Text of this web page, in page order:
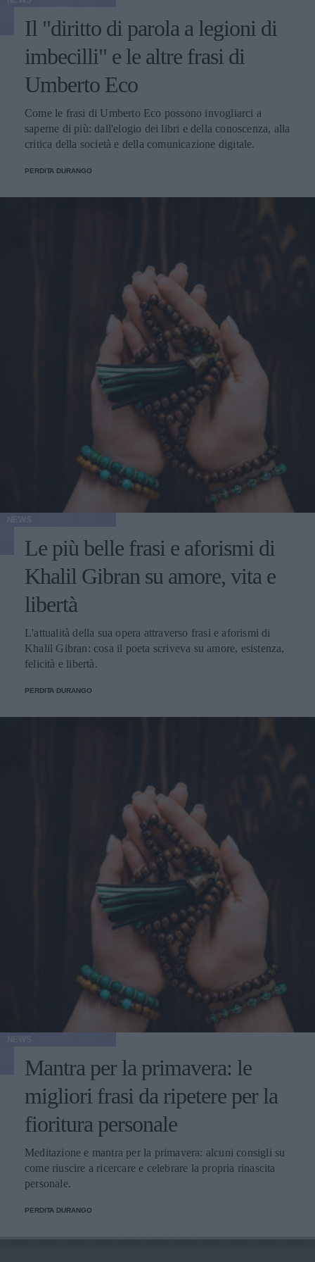
Il "diritto di parola a legioni di
imbecilli" e le altre frasi di
Umberto Eco
Come le frasi di Umberto Eco possono invogliarci a
saperne di più: dall'elogio dei libri e della conoscenza, alla
critica della società e della comunicazione digitale.
PERDITA DURANGO
Le più belle frasi e aforismi di
Khalil Gibran su amore, vita e
libertà
L'attualità della sua opera attraverso frasi e aforismi di
Khalil Gibran: cosa il poeta scriveva su amore, esistenza,
felicità e libertà.
PERDITA DURANGO
Mantra per la primavera: le
migliori frasi da ripetere per la
fioritura personale
Meditazione e mantra per la primavera: alcuni consigli su
come riuscire a ricercare e celebrare la propria rinascita
personale.
PERDITA DURANGO